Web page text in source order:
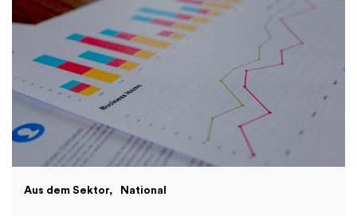
Aus dem Sektor National